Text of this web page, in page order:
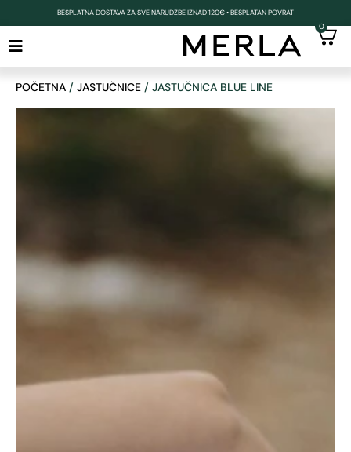
BESPLATNA DOSTAVA ZA SVE NARUDŽBE IZNAD 120€ • BESPLATAN POVRAT
0
POČETNA / JASTUČNICE / JASTUČNICA BLUE LINE